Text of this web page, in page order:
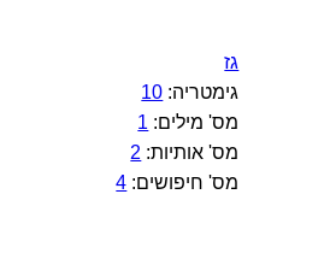
גז
גימטריה: 10
מס' מילים: 1
מס' אותיות: 2
מס' חיפושים: 4